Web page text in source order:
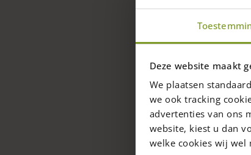
Deze website maakt
We plaatsen
we ook tracking
advertenties van ons
website, kiest u dan
welke cookies wij wel